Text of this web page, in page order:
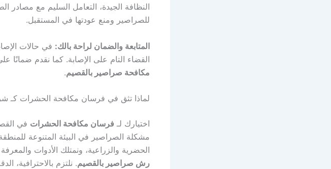
النظافة الجيدة، التعامل السليم مع مصادر
للصراصير ومنع عودتها في المستقبل.
المتابعة والضمان لراحة بالك: في حالات
القضاء التام على الإصابة. كما نقدم ضمانًا
مكافحة صراصير بالقصيم.
لماذا تثق في فرسان مكافحة الحشرات كـ
اختيارك لـ فرسان مكافحة الحشرات في
مشكلة الصراصير في البيئة المتنوعة
الحضرية والزراعية، ونمتلك الأدوات
رش صراصير بالقصيم. نلتزم بالاحترافية،